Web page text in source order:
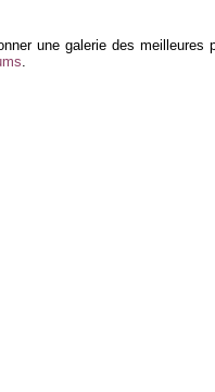
une galerie des
.